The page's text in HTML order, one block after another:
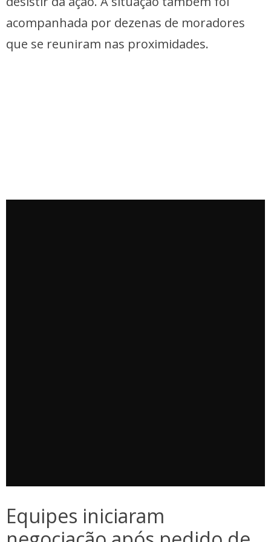
acompanhada por dezenas de moradores
que se reuniram nas proximidades.
Equipes iniciaram